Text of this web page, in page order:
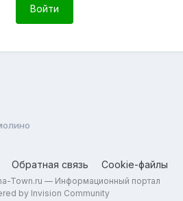
Войти
Обратная связь Cookie-файлы
Town.ru — Информационный портал
by Invision Community